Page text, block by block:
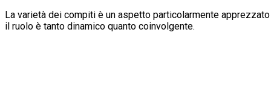
La varietà dei compiti è un aspetto particolarmente
il ruolo è tanto dinamico quanto coinvolgente.